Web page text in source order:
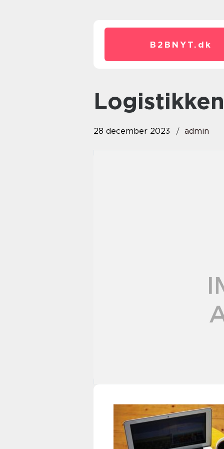
B2BNYT. dk
logistikken
28 december 2023 admin